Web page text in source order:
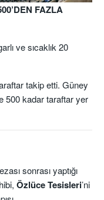
FAZLA
ve sıcaklık 20
takip etti. Güney
500 kadar taraftar yer
sonrası yaptığı
Özlüce Tesisleri’ni